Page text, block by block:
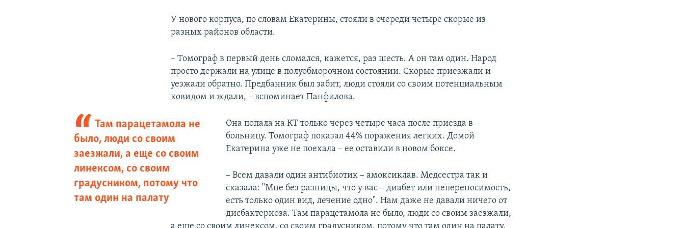
У нового корпуса, по словам Екатерины, стояли в очереди четыре скорые из
разных районов области.
– Томограф в первый день сломался, кажется, раз шесть. А он там один. Народ
просто держали на улице в полуобморочном состоянии. Скорые приезжали и
уезжали обратно. Предбанник был забит, люди стояли со своим потенциальным
ковидом и ждали, – вспоминает Панфилова.
Там парацетамола не
было, люди со своим
заезжали, а еще со своим
линексом, со своим
градусником, потому что
там один на палату
Она попала на КТ только через четыре часа после приезда в
больницу. Томограф показал 44% поражения легких. Домой
Екатерина уже не поехала – ее оставили в новом боксе.
– Всем давали один антибиотик – амоксиклав. Медсестра так и
сказала: "Мне без разницы, что у вас – диабет или непереносимость,
есть только один вид, лечение одно". Нам даже не давали ничего от
дисбактериоза. Там парацетамола не было, люди со своим заезжали,